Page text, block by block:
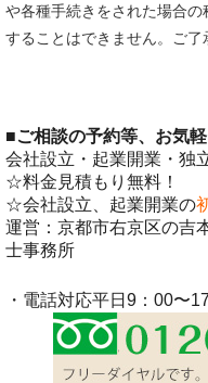
や各種手続きをされた場合
することはできません。ご了
■ご相談の予約等、お気
会社設立・起業開業・独
☆料金見積もり無料！
☆会社設立、起業開業の
運営：京都市右京区の吉
士事務所
・電話対応平日9：00〜